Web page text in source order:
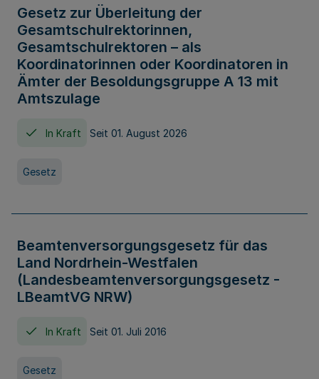
Gesetz zur Überleitung der
Gesamtschulrektorinnen,
Gesamtschulrektoren – als
Koordinatorinnen oder Koordinatoren in
Ämter der Besoldungsgruppe A 13 mit
Amtszulage
In Kraft Seit 01. August 2026
Gesetz
Beamtenversorgungsgesetz für das
Land Nordrhein-Westfalen
(Landesbeamtenversorgungsgesetz -
LBeamtVG NRW)
In Kraft Seit 01. Juli 2016
Gesetz